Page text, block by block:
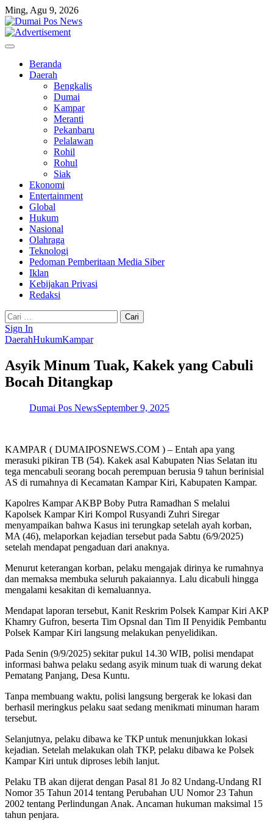
Skip
to
content
Ming, Agu 9, 2026
Beranda
Daerah
Bengkalis
Dumai
Kampar
Meranti
Pekanbaru
Pelalawan
Rohil
Rohul
Siak
Ekonomi
Entertainment
Global
Hukum
Nasional
Olahraga
Teknologi
Pedoman Pemberitaan Media Siber
Iklan
Kebijakan Privasi
Redaksi
Cari
untuk:
Sign In
DaerahHukumKampar
Asyik Minum Tuak, Kakek yang Cabuli
Bocah Ditangkap
Dumai Pos NewsSeptember 9, 2025
KAMPAR ( DUMAIPOSNEWS.COM ) – Entah apa yang
merasuki pikiran TB (54). Kakek asal Kabupaten Nias Selatan itu
tega mencabuli seorang bocah perempuan berusia 9 tahun berinisial
AS di rumahnya di Kecamatan Kampar Kiri, Kabupaten Kampar.
Kapolres Kampar AKBP Boby Putra Ramadhan S melalui
Kapolsek Kampar Kiri Kompol Rusyandi Zuhri Siregar
menyampaikan bahwa Kasus ini terungkap setelah ayah korban,
MA (46), melaporkan kejadian tersebut pada Sabtu (6/9/2025)
setelah mendapat pengaduan dari anaknya.
Menurut keterangan korban, pelaku mengajak dirinya ke rumahnya
dan memaksa membuka seluruh pakaiannya. Lalu dicabuli hingga
mengalami kesakitan di kemaluannya.
Mendapat laporan tersebut, Kanit Reskrim Polsek Kampar Kiri AKP
Khamry Gufron, beserta Tim Opsnal dan Tim II Penyidik Pembantu
Polsek Kampar Kiri langsung melakukan penyelidikan.
Pada Senin (9/9/2025) sekitar pukul 14.30 WIB, polisi mendapat
informasi bahwa pelaku sedang asyik minum tuak di warung dekat
Pematang Panjang, Desa Kuntu.
Tanpa membuang waktu, polisi langsung bergerak ke lokasi dan
berhasil meringkus pelaku saat sedang menikmati minuman haram
tersebut.
Selanjutnya, pelaku dibawa ke TKP untuk menunjukkan lokasi
kejadian. Setelah melakukan olah TKP, pelaku dibawa ke Polsek
Kampar Kiri untuk diproses lebih lanjut.
Pelaku TB akan dijerat dengan Pasal 81 Jo 82 Undang-Undang RI
Nomor 35 Tahun 2014 tentang Perubahan UU Nomor 23 Tahun
2002 tentang Perlindungan Anak. Ancaman hukuman maksimal 15
tahun penjara.